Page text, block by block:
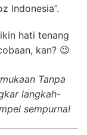
Indonesia”.
hati tenang
kan? 😉
Tanpa
langkah-
sempurna!